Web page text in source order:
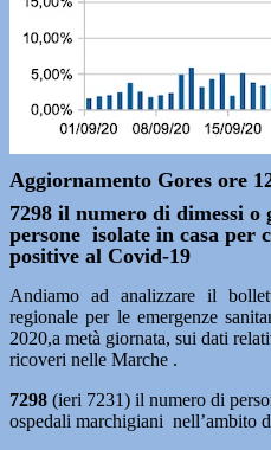
Aggiornamento Gores ore
7298 il numero di dimessi
persone isolate in casa per
positive al Covid-19
Andiamo ad analizzare il
regionale per le emergenze
2020,a metà giornata, sui dati
ricoveri nelle Marche .
7298 (ieri 7231) il numero di
ospedali marchigiani nell’ambito